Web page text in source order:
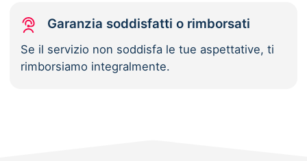
Garanzia soddisfatti o rimborsati
Se il servizio non soddisfa le tue aspettative, ti
rimborsiamo integralmente.